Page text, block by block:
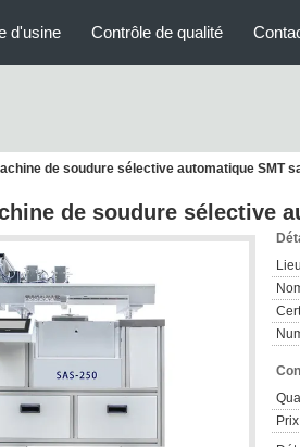
d'usine Contrôle de qualité
de soudure sélective automatique SMT
de soudure sélective